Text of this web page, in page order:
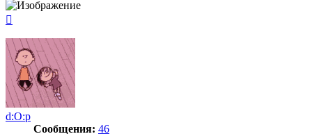
началу
d:O:p
Сообщения: 46